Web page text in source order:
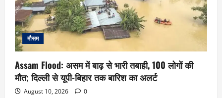
मौसम
Assam Flood: असम में बाढ़ से भारी तबाही, 100 लोगों की
मौत; दिल्ली से यूपी-बिहार तक बारिश का अलर्ट
August 10, 2026 0